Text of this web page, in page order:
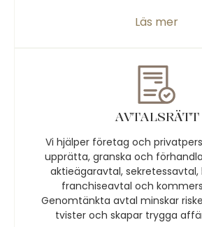
Läs mer
AVTALSRÄTT
Vi hjälper företag och
upprätta, granska och
aktieägaravtal,
franchiseavtal och
Genomtänkta avtal minskar
tvister och skapar trygga